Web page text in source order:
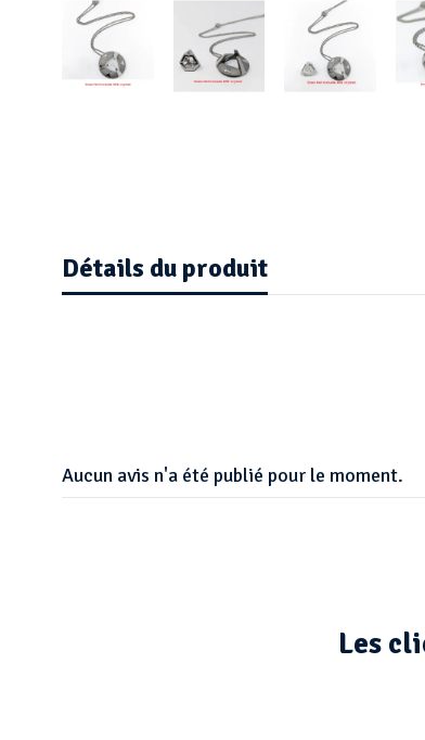
Détails du produit
Aucun avis n'a été publié pour le moment.
Les